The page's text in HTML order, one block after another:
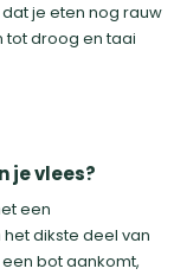
je eten nog rauw
tot droog en taai
je vlees?
een
dikste deel van
bot aankomt,